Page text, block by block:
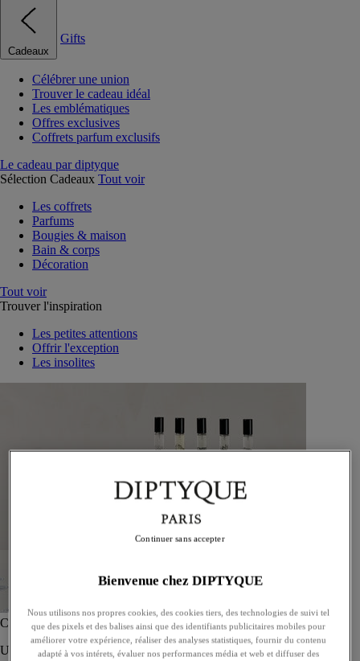
Cadeaux
Gifts
Célébrer une union
Trouver le cadeau idéal
Les emblématiques
Offres exclusives
Coffrets parfum exclusifs
Le cadeau par diptyque
Sélection Cadeaux Tout voir
Les coffrets
Parfums
Bougies & maison
Bain & corps
Décoration
Tout voir
Trouver l'inspiration
Les petites attentions
Offrir l'exception
Les insolites
Coffret de 5 eaux de toilette - À composer
Un coffret sur-mesure de cinq eaux de toilette, à offrir ou s’offrir.
Bienvenue chez DIPTYQUE
Nous utilisons nos propres cookies, des cookies tiers, des technologies de suivi tel
que des pixels et des balises ainsi que des identifiants publicitaires mobiles pour
améliorer votre expérience, réaliser des analyses statistiques, fournir du contenu
adapté à vos intérets, évaluer nos performances média et web et diffuser des
Continuer sans accepter